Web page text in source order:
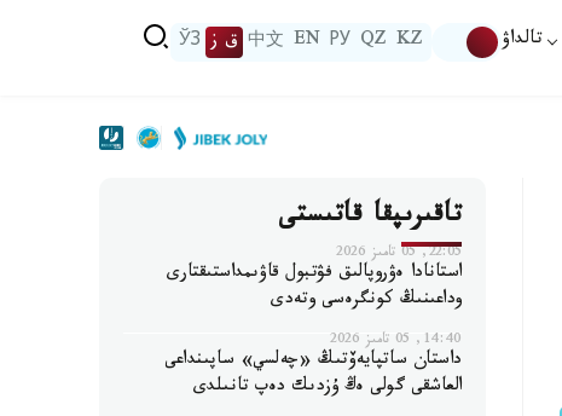
تالداۋ KZ
QZ
РУ
EN
中文 ق ز ЎЗ
تاقىرىپقا قاتىستى
22:05, 05 تامىز 2026
استانادا ەۋروپالىق فۋتبول قاۋىمداستىقتارى
وداعىنىڭ كونگرەسى وتەدى
14:40, 05 تامىز 2026
داستان ساتپايەۆتىڭ «چەلسي» ساپىنداعى
العاشقى گولى ەڭ ۇزدىك دەپ تانىلدى